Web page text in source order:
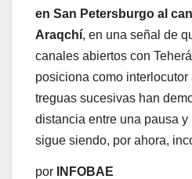
en San Petersburgo al
Araqchí, en una señal de
canales abiertos con
posiciona como
treguas sucesivas han
distancia entre una pausa
sigue siendo, por ahora,
por INFOBAE